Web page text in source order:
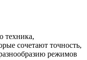
техника,
сочетают точность,
режимов